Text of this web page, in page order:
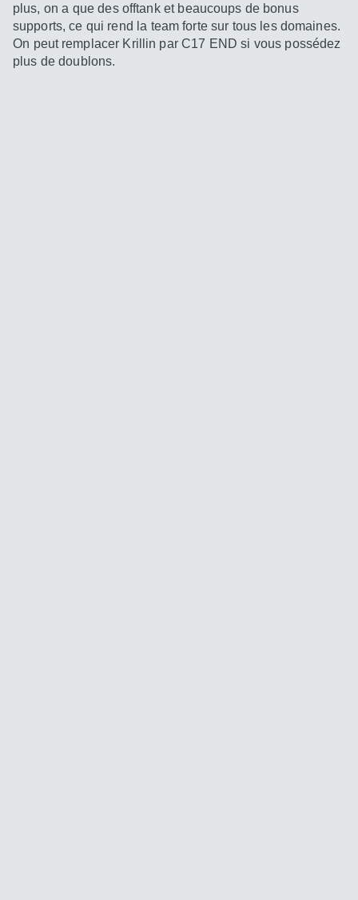
plus, on a que des offtank et beaucoups de bonus
supports, ce qui rend la team forte sur tous les domaines.
On peut remplacer Krillin par C17 END si vous possédez
plus de doublons.